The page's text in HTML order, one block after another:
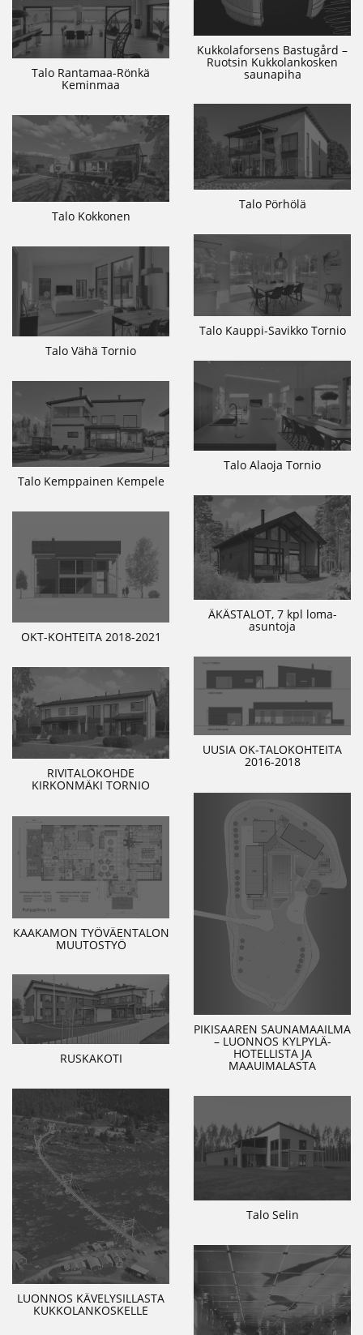
Kukkolaforsens Bastugård –
Ruotsin Kukkolankosken
saunapiha
Talo Rantamaa-Rönkä
Keminmaa
Talo Pörhölä
Talo Kokkonen
Talo Kauppi-Savikko Tornio
Talo Vähä Tornio
Talo Alaoja Tornio
Talo Kemppainen Kempele
ÄKÄSTALOT, 7 kpl loma-
asuntoja
OKT-KOHTEITA 2018-2021
UUSIA OK-TALOKOHTEITA
2016-2018
RIVITALOKOHDE
KIRKONMÄKI TORNIO
PIKISAAREN SAUNAMAAILMA
– LUONNOS KYLPYLÄ-
HOTELLISTA JA
MAAUIMALASTA
KAAKAMON TYÖVÄENTALON
MUUTOSTYÖ
RUSKAKOTI
LUONNOS KÄVELYSILLASTA
KUKKOLANKOSKELLE
Talo Selin